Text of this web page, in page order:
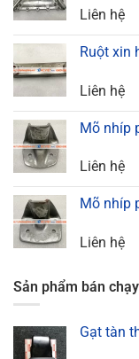
Liên hệ
Ruột xin
Liên hệ
Mõ nhíp
Liên hệ
Mõ nhíp
Liên hệ
Sản phẩm bán chạy
Gạt tàn